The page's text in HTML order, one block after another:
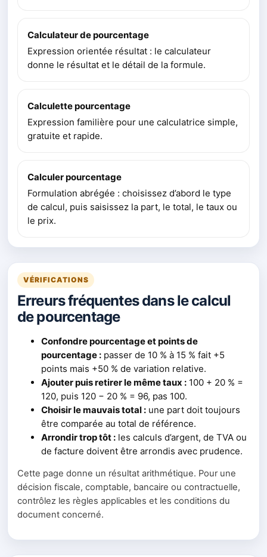
Calculateur de pourcentage
Expression orientée résultat : le calculateur
donne le résultat et le détail de la formule.
Calculette pourcentage
Expression familière pour une calculatrice simple,
gratuite et rapide.
Calculer pourcentage
Formulation abrégée : choisissez d’abord le type
de calcul, puis saisissez la part, le total, le taux ou
le prix.
VÉRIFICATIONS
Erreurs fréquentes dans le calcul
de pourcentage
Confondre pourcentage et points de
pourcentage : passer de 10 % à 15 % fait +5
points mais +50 % de variation relative.
Ajouter puis retirer le même taux : 100 + 20 % =
120, puis 120 − 20 % = 96, pas 100.
Choisir le mauvais total : une part doit toujours
être comparée au total de référence.
Arrondir trop tôt : les calculs d’argent, de TVA ou
de facture doivent être arrondis avec prudence.
Cette page donne un résultat arithmétique. Pour une
décision fiscale, comptable, bancaire ou contractuelle,
contrôlez les règles applicables et les conditions du
document concerné.